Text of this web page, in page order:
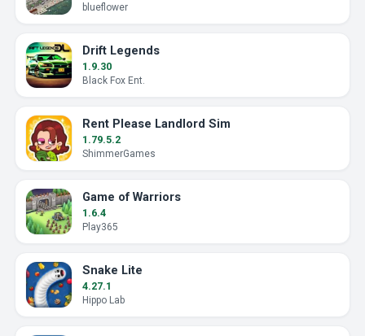
blueflower
Drift Legends
1.9.30
Black Fox Ent.
Rent Please Landlord Sim
1.79.5.2
ShimmerGames
Game of Warriors
1.6.4
Play365
Snake Lite
4.27.1
Hippo Lab